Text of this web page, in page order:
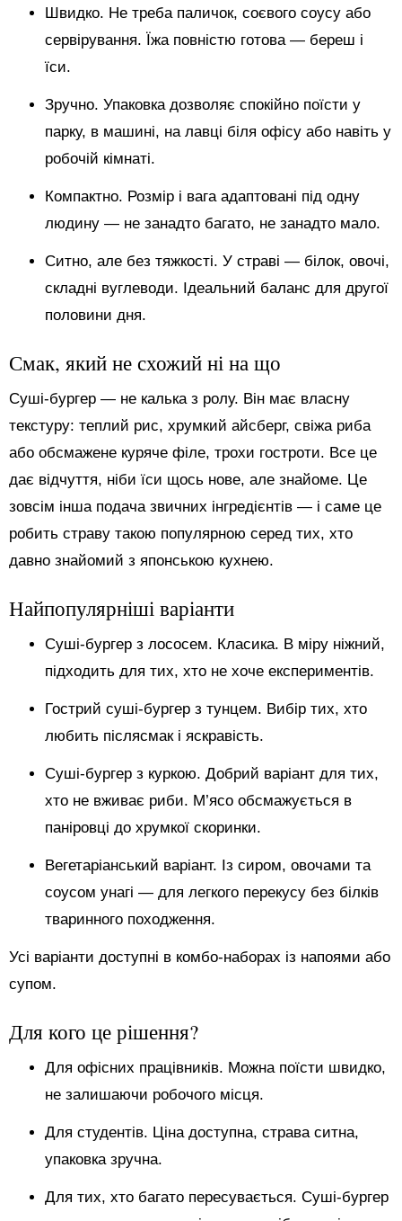
Швидко. Не треба паличок, соєвого соусу або
сервірування. Їжа повністю готова — береш і
їси.
Зручно. Упаковка дозволяє спокійно поїсти у
парку, в машині, на лавці біля офісу або навіть у
робочій кімнаті.
Компактно. Розмір і вага адаптовані під одну
людину — не занадто багато, не занадто мало.
Ситно, але без тяжкості. У страві — білок, овочі,
складні вуглеводи. Ідеальний баланс для другої
половини дня.
Смак, який не схожий ні на що
Суші-бургер — не калька з ролу. Він має власну
текстуру: теплий рис, хрумкий айсберг, свіжа риба
або обсмажене куряче філе, трохи гостроти. Все це
дає відчуття, ніби їси щось нове, але знайоме. Це
зовсім інша подача звичних інгредієнтів — і саме це
робить страву такою популярною серед тих, хто
давно знайомий з японською кухнею.
Найпопулярніші варіанти
Суші-бургер з лососем. Класика. В міру ніжний,
підходить для тих, хто не хоче експериментів.
Гострий суші-бургер з тунцем. Вибір тих, хто
любить післясмак і яскравість.
Суші-бургер з куркою. Добрий варіант для тих,
хто не вживає риби. М’ясо обсмажується в
паніровці до хрумкої скоринки.
Вегетаріанський варіант. Із сиром, овочами та
соусом унагі — для легкого перекусу без білків
тваринного походження.
Усі варіанти доступні в комбо-наборах із напоями або
супом.
Для кого це рішення?
Для офісних працівників. Можна поїсти швидко,
не залишаючи робочого місця.
Для студентів. Ціна доступна, страва ситна,
упаковка зручна.
Для тих, хто багато пересувається. Суші-бургер